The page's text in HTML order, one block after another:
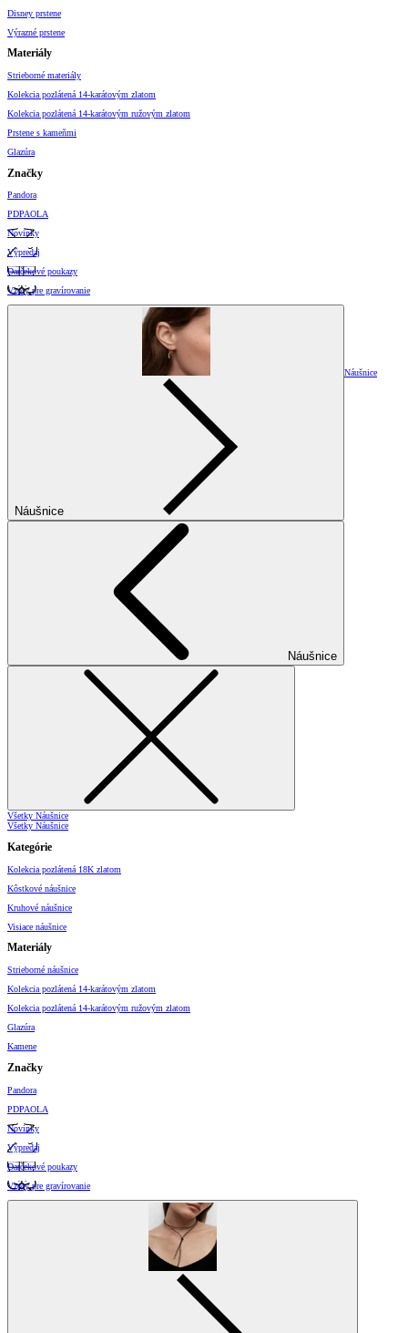
Disney prstene
Výrazné prstene
Materiály
Strieborné materiály
Kolekcia pozlátená 14-karátovým zlatom
Kolekcia pozlátená 14-karátovým ružovým zlatom
Prstene s kameňmi
Glazúra
Značky
Pandora
PDPAOLA
Novinky
Výpredaj
Darčekové poukazy
Vzory pre gravírovanie
Náušnice
Náušnice
Náušnice
Všetky Náušnice
Všetky Náušnice
Kategórie
Kolekcia pozlátená 18K zlatom
Kôstkové náušnice
Kruhové náušnice
Visiace náušnice
Materiály
Strieborné náušnice
Kolekcia pozlátená 14-karátovým zlatom
Kolekcia pozlátená 14-karátovým ružovým zlatom
Glazúra
Kamene
Značky
Pandora
PDPAOLA
Novinky
Výpredaj
Darčekové poukazy
Vzory pre gravírovanie